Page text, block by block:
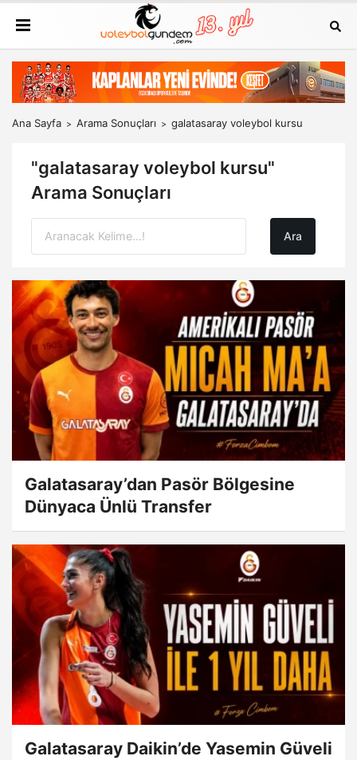
Ana Sayfa Arama Sonuçları galatasaray voleybol kursu
"galatasaray voleybol kursu"
Arama Sonuçları
Galatasaray’dan Pasör Bölgesine
Dünyaca Ünlü Transfer
Galatasaray Daikin’de Yasemin Güveli